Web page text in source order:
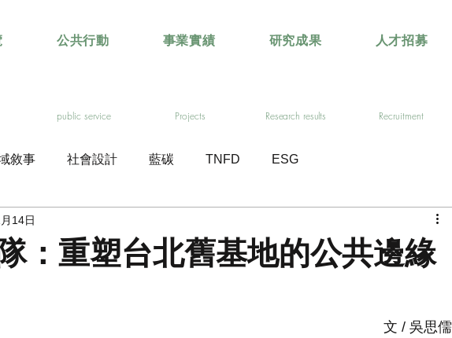
公共行動 事業實績 研究成果 人才招募
public service Projects Research results Recruitment
敘事 社會設計 藍碳 TNFD ESG
：重塑台北舊基地的公共邊緣
14日
文 / 吳思儒